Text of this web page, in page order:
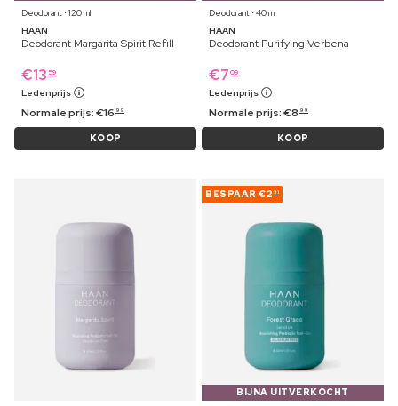
Deodorant ⋅ 120 ml
HAAN
Deodorant Margarita Spirit Refill
€13 59
Ledenprijs
Normale prijs:€16 99
KOOP
Deodorant ⋅ 40 ml
HAAN
Deodorant Purifying Verbena
€7 09
Ledenprijs
Normale prijs:€8 99
KOOP
BESPAAR €2 31
BIJNA UITVERKOCHT